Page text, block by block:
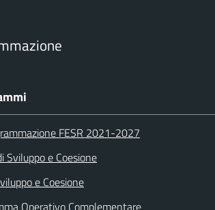
FESR 2021-2027
Sviluppo e Coesione
e Coesione